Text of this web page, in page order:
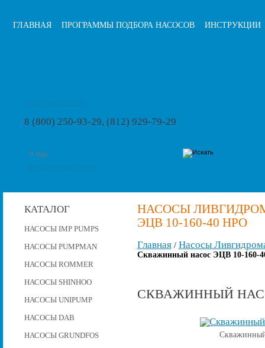
ГЛАВНАЯ ПРОГРАММЫ ПОДБОРА НАСОСОВ ИНСТРУКЦИИ
8 (800) 250-93-29, (812) 929-79-29
КАТАЛОГ
НАСОСЫ IMP PUMPS
НАСОСЫ PUMPMAN
НАСОСЫ ROMMER
НАСОСЫ SHINHOO
НАСОСЫ UNIPUMP
НАСОСЫ DAB
НАСОСЫ GRUNDFOS
НАСОСЫ
ЭЦВ 10-160-40 НРО
Главная/ Насосы
Скважинный насос ЭЦВ 10-160-
СКВАЖИННЫЙ